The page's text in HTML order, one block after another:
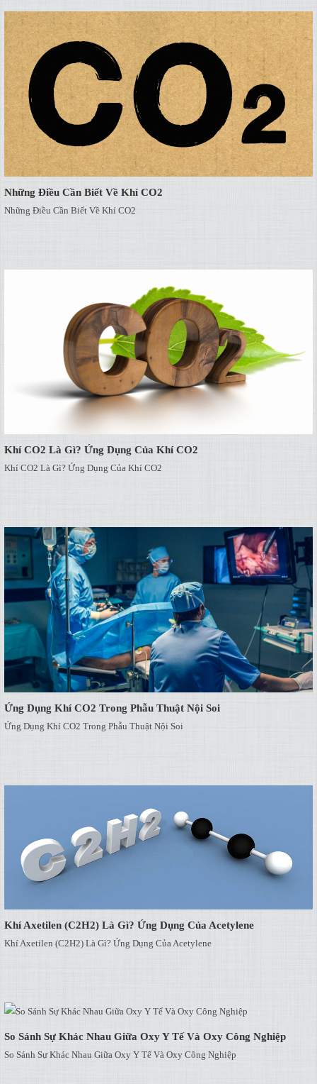
Những Điều Cần Biết Về Khí CO2
Những Điều Cần Biết Về Khí CO2
Khí CO2 Là Gì? Ứng Dụng Của Khí CO2
Khí CO2 Là Gì? Ứng Dụng Của Khí CO2
Ứng Dụng Khí CO2 Trong Phẫu Thuật Nội Soi
Ứng Dụng Khí CO2 Trong Phẫu Thuật Nội Soi
Khí Axetilen (C2H2) Là Gì? Ứng Dụng Của Acetylene
Khí Axetilen (C2H2) Là Gì? Ứng Dụng Của Acetylene
So Sánh Sự Khác Nhau Giữa Oxy Y Tế Và Oxy Công Nghiệp
So Sánh Sự Khác Nhau Giữa Oxy Y Tế Và Oxy Công Nghiệp